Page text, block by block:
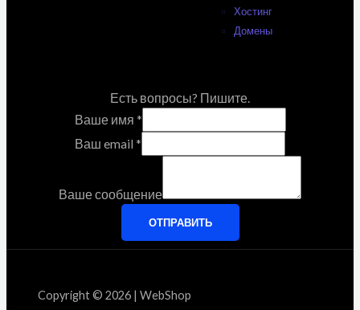
Хостинг
Домены
Есть вопросы? Пишите.
Ваше имя *
Ваш email *
Ваше сообщение
ОТПРАВИТЬ
Copyright © 2026 | WebShop